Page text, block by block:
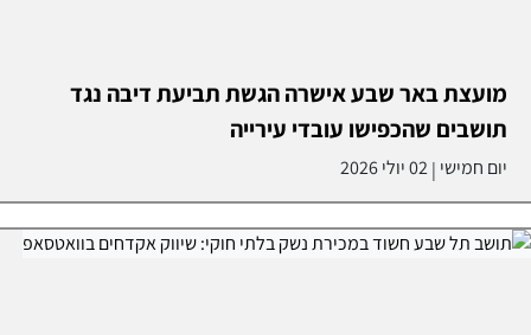
מועצת באר שבע אישרה הגשת תביעת דיבה נגד
תושבים שהכפישו עובדי עירייה
יום חמישי |02 יולי 2026